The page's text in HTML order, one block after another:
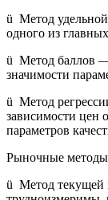
ü Метод
одного из
ü Метод баллов —
значимости
ü Метод
зависимости цен
параметров
Рыночные методы
ü Метод текущей